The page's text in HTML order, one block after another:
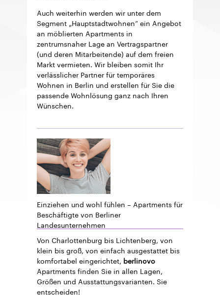
Auch weiterhin werden wir unter dem
Segment „Hauptstadtwohnen“ ein Angebot
an möblierten Apartments in
zentrumsnaher Lage an Vertragspartner
(und deren Mitarbeitende) auf dem freien
Markt vermieten. Wir bleiben somit Ihr
verlässlicher Partner für temporäres
Wohnen in Berlin und erstellen für Sie die
passende Wohnlösung ganz nach Ihren
Wünschen.
Einziehen und wohl fühlen – Apartments für
Beschäftigte von Berliner
Landesunternehmen
Von Charlottenburg bis Lichtenberg, von
klein bis groß, von einfach ausgestattet bis
komfortabel eingerichtet, berlinovo
Apartments finden Sie in allen Lagen,
Größen und Ausstattungsvarianten. Sie
entscheiden!